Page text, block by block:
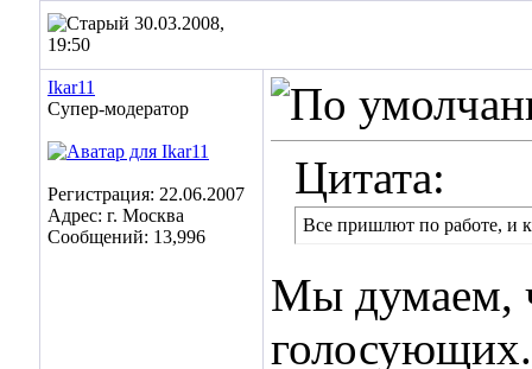
30.03.2008,
19:50
Ikar11
Супер-модератор
Регистрация: 22.06.2007
Адрес: г. Москва
Сообщений: 13,996
Цитата:
Все пришлют по работе, и
Мы думаем,